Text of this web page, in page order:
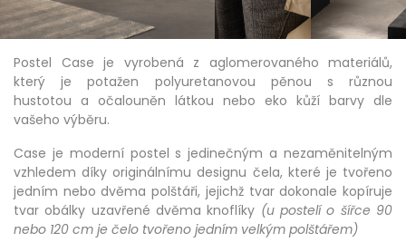
Postel Case je vyrobená z aglomerovaného materiálů,
který je potažen polyuretanovou pěnou s různou
hustotou a očalouněn látkou nebo eko kůží barvy dle
vašeho výběru.
Case je moderní postel s jedinečným a nezaměnitelným
vzhledem díky originálnímu designu čela, které je tvořeno
jedním nebo dvěma polštáři, jejichž tvar dokonale kopíruje
tvar obálky uzavřené dvěma knoflíky (u postelí o šířce 90
nebo 120 cm je čelo tvořeno jedním velkým polštářem)